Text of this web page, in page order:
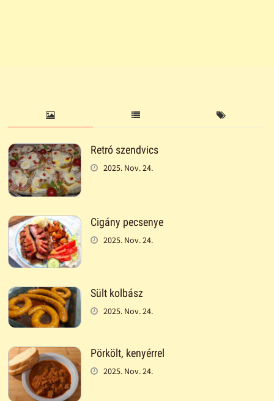
Retró szendvics
2025. Nov. 24.
Cigány pecsenye
2025. Nov. 24.
Sült kolbász
2025. Nov. 24.
Pörkölt, kenyérrel
2025. Nov. 24.